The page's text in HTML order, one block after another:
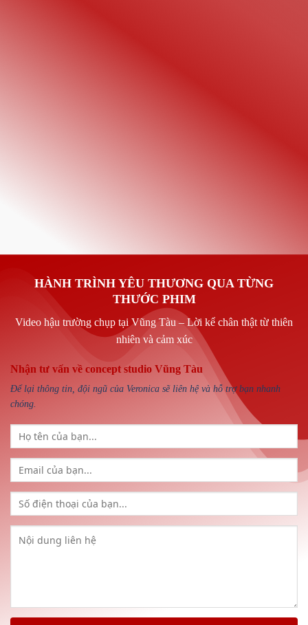
HÀNH TRÌNH YÊU THƯƠNG QUA TỪNG
THƯỚC PHIM
Video hậu trường chụp tại Vũng Tàu – Lời kể chân thật từ thiên
nhiên và cảm xúc
Nhận tư vấn về concept studio Vũng Tàu
Để lại thông tin, đội ngũ của Veronica sẽ liên hệ và hỗ trợ bạn nhanh
chóng.